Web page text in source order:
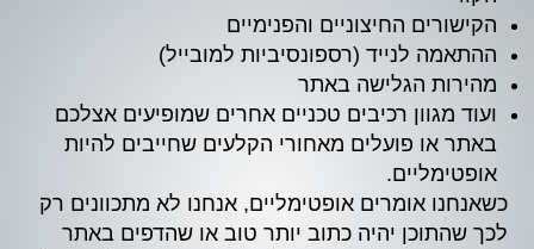
הקישורים החיצוניים והפנימיים
ההתאמה לנייד (רספונסיביות למובייל)
מהירות הגלישה באתר
ועוד מגוון רכיבים טכניים אחרים שמופיעים אצלכם
באתר או פועלים מאחורי הקלעים שחייבים להיות
אופטימליים.
כשאנחנו אומרים אופטימליים, אנחנו לא מתכוונים רק
לכך שהתוכן יהיה כתוב יותר טוב או שהדפים באתר